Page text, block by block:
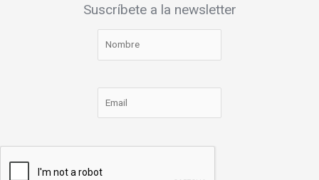
Suscríbete a la newsletter